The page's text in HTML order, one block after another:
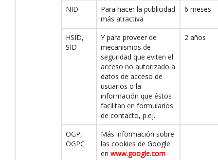
NID
Para hacer la publicidad
más atractiva
6 meses
HSID,
SID
Y para proveer de
mecanismos de
seguridad que eviten el
acceso no autorizado a
datos de acceso de
usuarios o la
información que éstos
facilitan en formularios
de contacto, p.ej.
2 años
OGP,
OGPC
Más información sobre
las cookies de Google
en www.google.com